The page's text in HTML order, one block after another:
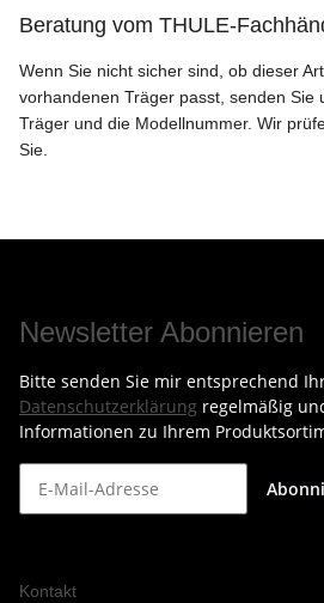
Beratung vom THULE-
Wenn Sie nicht sicher sind, ob dieser
vorhandenen Träger passt, senden Sie
Träger und die Modellnummer. Wir
Sie.
Newsletter Abonnieren
Bitte senden Sie mir entsprechend
Datenschutzerklärung regelmäßig
Informationen zu Ihrem
Kontakt